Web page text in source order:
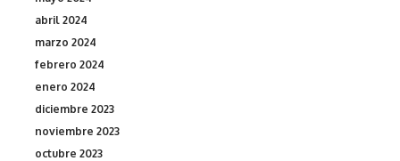
abril 2024
marzo 2024
febrero 2024
enero 2024
diciembre 2023
noviembre 2023
octubre 2023